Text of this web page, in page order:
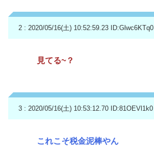
2 : 2020/05/16(土) 10:52:59.23 ID:Glwc6KTq0
見てる~？
3 : 2020/05/16(土) 10:53:12.70 ID:81OEVl1k0
これこそ税金泥棒やん